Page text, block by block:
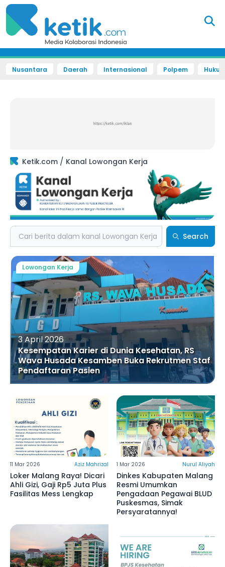
Nusantara Daerah Internasional Polpem
Ketik.com / Kanal Lowongan Kerja
Search Search
3 April 2026
Kesempatan Karier di Dunia Kesehatan, RS
Wava Husada Kesamben Buka Rekrutmen Staf
Pendaftaran Pasien
Lowongan Kerja
11 Mar 2026 Aziz Mahrizal
Loker Malang Raya! Dicari
Ahli Gizi, Gaji Rp5 Juta Plus
Fasilitas Mess Lengkap
1 Mar 2026 Nurul Aliyah
Dinkes Kabupaten Malang
Resmi Umumkan
Pengadaan Pegawai BLUD
Puskesmas, Simak
Persyaratannya!